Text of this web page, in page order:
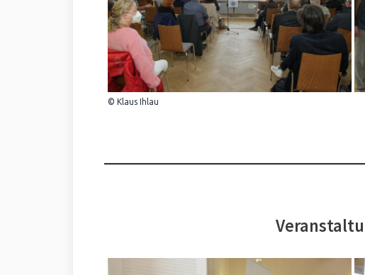
© Klaus Ihlau